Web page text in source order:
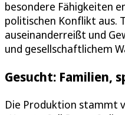
besondere Fähigkeiten
politischen Konflikt aus.
auseinanderreißt und
und gesellschaftlichem
Gesucht: Familien,
Die Produktion stammt